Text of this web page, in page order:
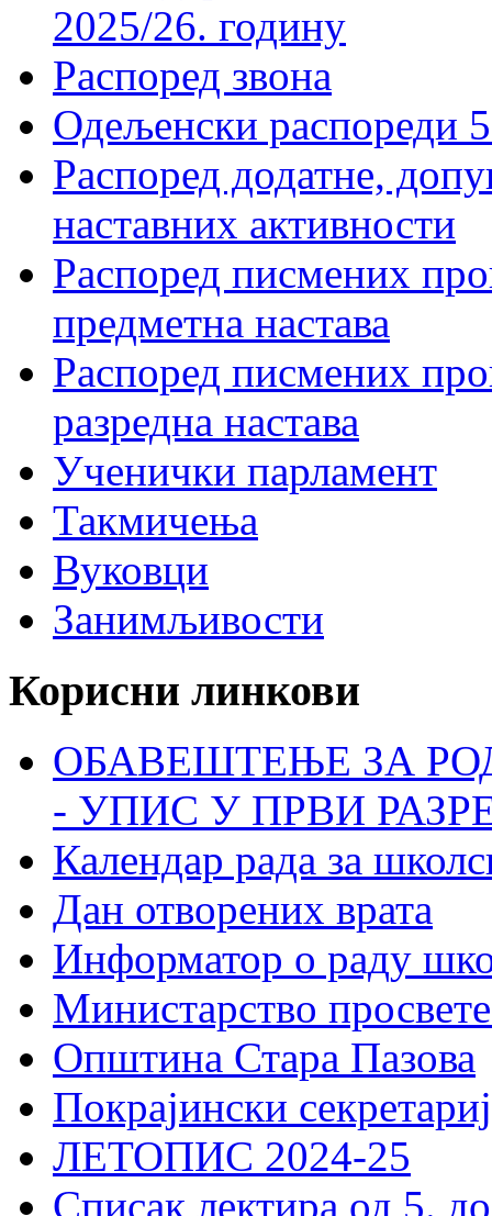
2025/26. годину
Распоред звона
Одељенски распореди
Распоред додатне,
наставних активности
Распоред писмених
предметна настава
Распоред писмених
разредна настава
Ученички парламент
Такмичења
Вуковци
Занимљивости
Корисни линкови
ОБАВЕШТЕЊЕ ЗА
- УПИС У ПРВИ
Календар рада за
Дан отворених врата
Информатор о раду
Министарство
Општина Стара Пазова
Покрајински
ЛЕТОПИС 2024-25
Списак лектира од 5.